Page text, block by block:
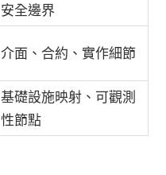
安全邊界
介面、合約、實作細節
基礎設施映射、可觀測
性節點